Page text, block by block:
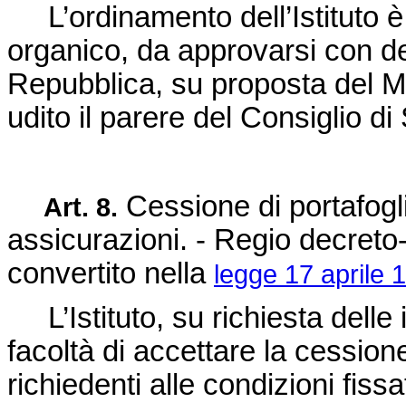
L’ordinamento dell’Istituto
organico, da approvarsi con
Repubblica, su proposta del
udito il parere del Consiglio di
Art. 8. Cessione di
assicurazioni. - Regio
convertito nella legge 17 aprile
L’Istituto, su richiesta delle
facoltà di accettare la
richiedenti alle condizioni